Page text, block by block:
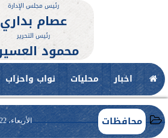
رئيس مجلس الإدارة
عصام بداري
رئيس التحرير
محمود
اخبار محليات نواب واحزاب
محافظات الأربعاء، 22 مايو 2024